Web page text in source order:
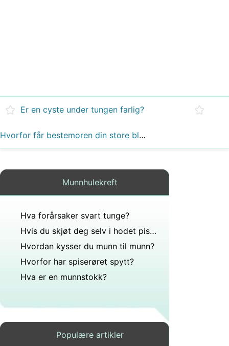
Er en cyste under tungen farlig?
Hvorfor får bestemoren din store blodpropper ut av nesen hennes?
Munnhulekreft
Hva forårsaker svart tunge?
Hvis du skjøt deg selv i hodet pistolen ville munnen faktisk føle noe?
Hvordan kysser du munn til munn?
Hvorfor har spiserøret spytt?
Hva er en munnstokk?
Populære artikler